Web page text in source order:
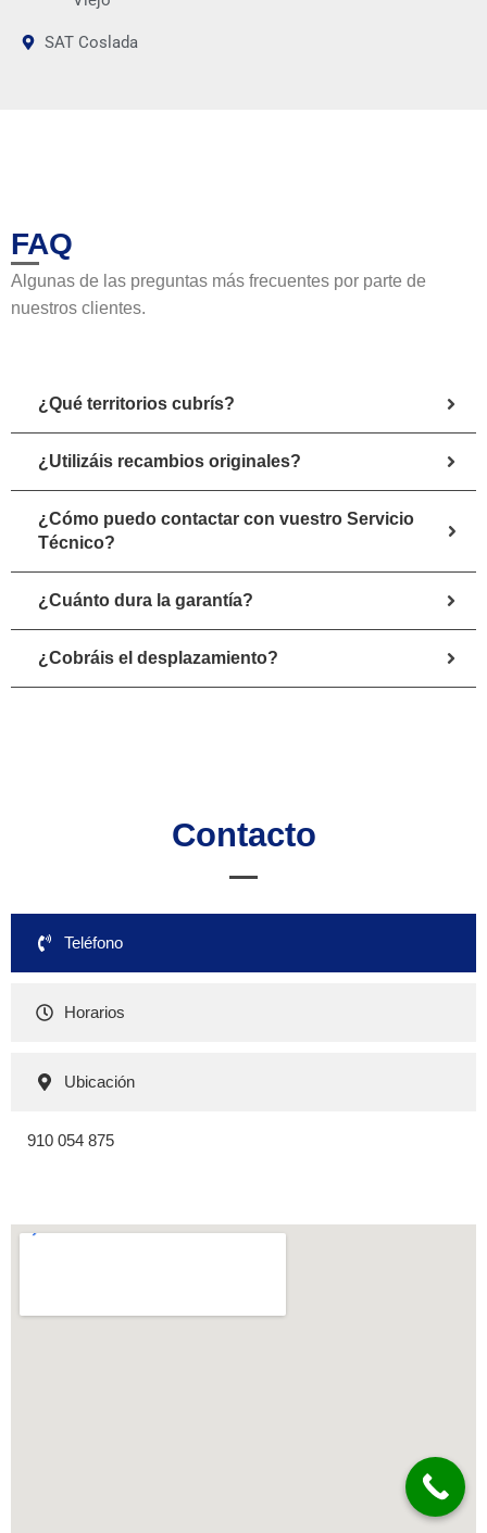
SAT Coslada
FAQ
Algunas de las preguntas más frecuentes por parte de
nuestros clientes.
¿Qué territorios cubrís?
¿Utilizáis recambios originales?
¿Cómo puedo contactar con vuestro Servicio
Técnico?
¿Cuánto dura la garantía?
¿Cobráis el desplazamiento?
Contacto
Teléfono
Horarios
Ubicación
910 054 875